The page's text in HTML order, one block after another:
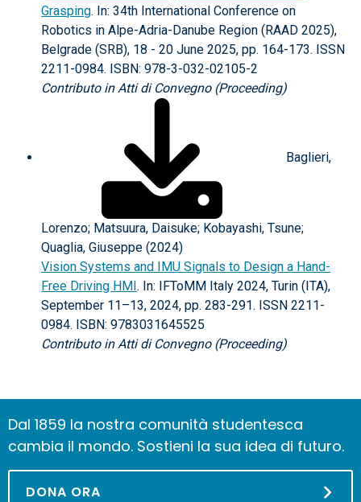
Grasping. In: 34th International Conference on
Robotics in Alpe-Adria-Danube Region (RAAD 2025),
Belgrade (SRB), 18 - 20 June 2025, pp. 164-173. ISSN
2211-0984. ISBN: 978-3-032-02105-2
Contributo in Atti di Convegno (Proceeding)
Baglieri,
Lorenzo; Matsuura, Daisuke; Kobayashi, Tsune;
Quaglia, Giuseppe (2024)
Vision Systems and IMU Signals to Design a Hand-
Free Driving HMI. In: IFToMM Italy 2024, Turin (ITA),
September 11–13, 2024, pp. 283-291. ISSN 2211-
0984. ISBN: 9783031645525
Contributo in Atti di Convegno (Proceeding)
Dal 1859 la nostra comunità studentesca
cambia il mondo. Sostieni la sua idea di futuro.
DONA ORA